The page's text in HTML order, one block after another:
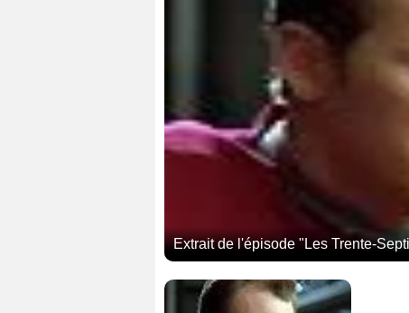
Extrait de l'épisode "Les Trente-